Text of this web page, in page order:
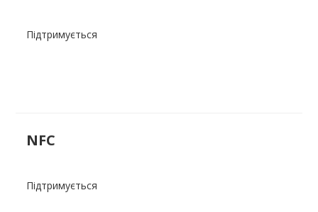
Підтримується
NFC
Підтримується